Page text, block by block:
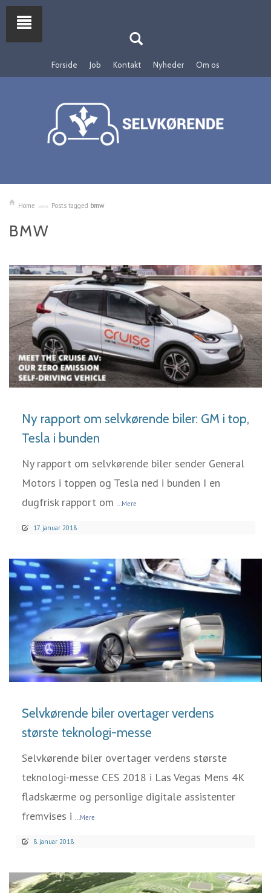
Forside Job Kontakt Nyheder Om os
Home Posts tagged bmw
BMW
LÆS MERE
Ny rapport om selvkørende biler: GM i top,
Tesla i bunden
Ny rapport om selvkørende biler sender General
Motors i toppen og Tesla ned i bunden I en
dugfrisk rapport om ...Mere
17. januar 2018
LÆS MERE
Selvkørende biler overtager verdens
største teknologi-messe
Selvkørende biler overtager verdens største
teknologi-messe CES 2018 i Las Vegas Mens 4K
fladskærme og personlige digitale assistenter
fremvises i
...Mere
8. januar 2018